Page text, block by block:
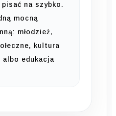
na szybko.
mocną
młodzież,
kultura
albo edukacja